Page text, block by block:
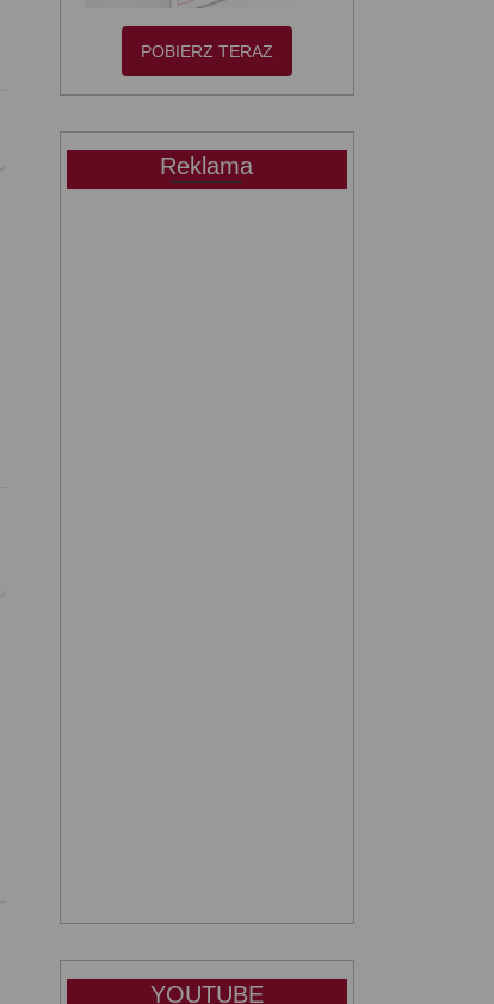
POBIERZ TERAZ
Reklama
YOUTUBE